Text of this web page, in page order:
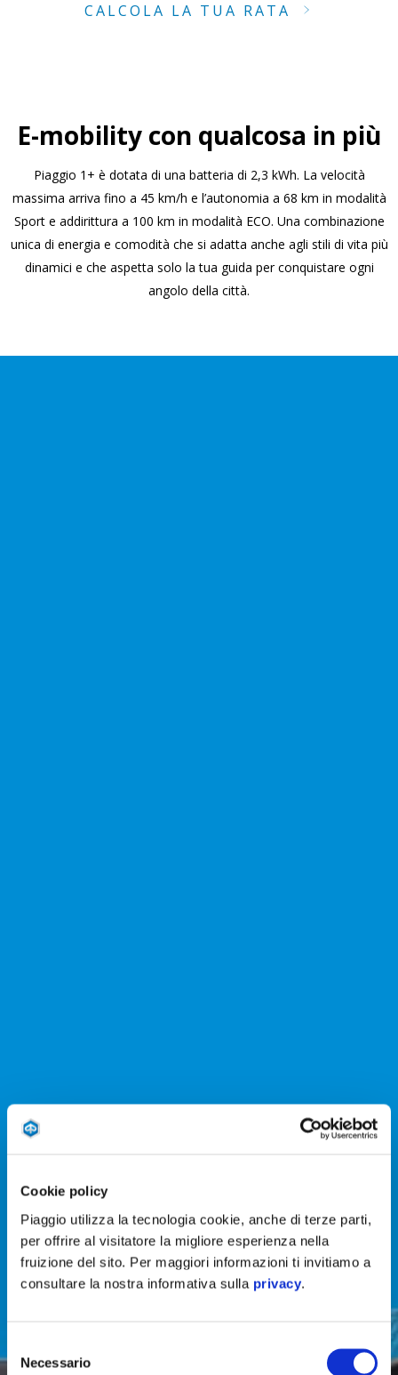
Cookie policy
Piaggio utilizza la tecnologia cookie, anche di terze parti,
per offrire al visitatore la migliore esperienza nella
fruizione del sito. Per maggiori informazioni ti invitiamo a
consultare la nostra informativa sulla privacy.
delNecessario
CALCOLA LA TUA RATA
E-mobility con qualcosa in più
Piaggio 1+ è dotata di una batteria di 2,3 kWh. La velocità
massima arriva fino a 45 km/h e l’autonomia a 68 km in modalità
Sport e addirittura a 100 km in modalità ECO. Una combinazione
unica di energia e comodità che si adatta anche agli stili di vita più
dinamici e che aspetta solo la tua guida per conquistare ogni
angolo della città.